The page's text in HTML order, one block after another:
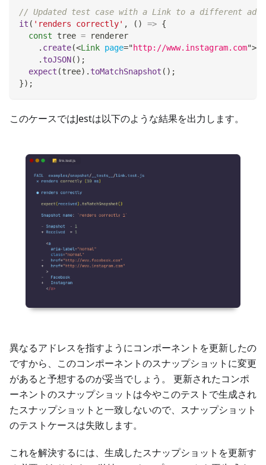
// Updated test case with a Link to a different
it ( 'renders correctly' , ( ) => {
const tree = renderer
. create(<Link page="http://www.instagram.com">
. toJSON( ) ;
expect (tree) . toMatchSnapshot ( ) ;
}) ;
このケースではJestは以下のような結果を出力します。
異なるアドレスを指すようにコンポーネントを更新したの
ですから、このコンポーネントのスナップショットに変更
があると予想するのが妥当でしょう。 更新されたコンポ
ーネントのスナップショットは今やこのテストで生成され
たスナップショットと一致しないので、スナップショット
のテストケースは失敗します。
これを解決するには、生成したスナップショットを更新す